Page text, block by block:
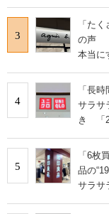
3
「た
の声
本当に
4
「長
サラサ
き 「2
5
「6枚
品の
サラサ